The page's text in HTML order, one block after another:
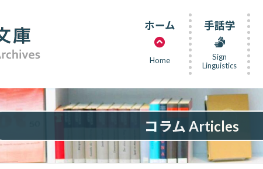
ホーム
Home
手話学
Sign
Linguistics
コラム Articles